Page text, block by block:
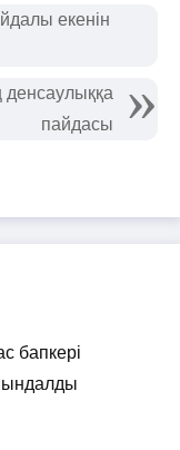
екенін
пайдасы